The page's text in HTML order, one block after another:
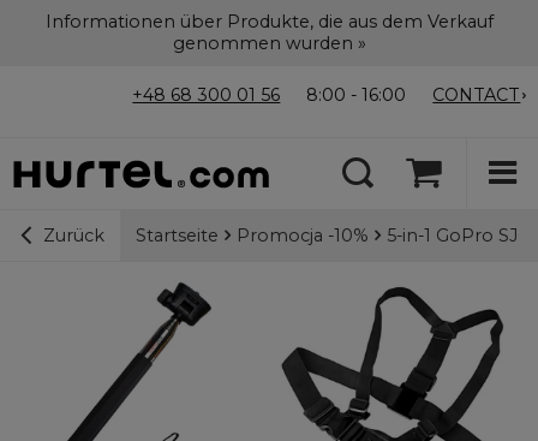
Informationen über Produkte, die aus dem Verkauf
genommen wurden »
+48 68 300 01 56 8:00 - 16:00 CONTACT
Zurück Startseite Promocja -10% 5-in-1 GoPro